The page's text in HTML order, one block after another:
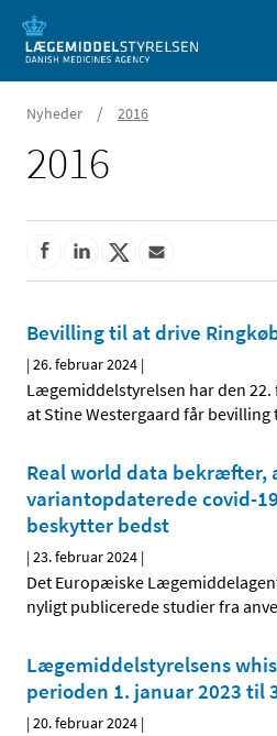
Nyheder / 2016
2016
Bevilling til at drive
|26. februar 2024 |
Lægemiddelstyrelsen har den
at Stine Westergaard får
Real world data bekræfter,
variantopdaterede covid-
beskytter bedst
|23. februar 2024 |
Det Europæiske
nyligt publicerede studier fra
Lægemiddelstyrelsens
perioden 1. januar 2023 til
|20. februar 2024 |